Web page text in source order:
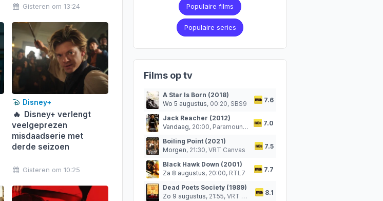
Gisteren om 13:24
Disney+
🔥
Disney+ verlengt
veelgeprezen
misdaadserie met
derde seizoen
Gisteren om 10:25
Populaire films
Populaire series
Films op tv
A Star Is Born (2018)
Wo 5 augustus, 00:20, SBS9 7.6
Jack Reacher (2012)
Vandaag, 20:00, Paramount Network 7.0
Boiling Point (2021)
Morgen, 21:30, VRT Canvas 7.5
Black Hawk Down (2001)
Za 8 augustus, 20:00, RTL7 7.7
Dead Poets Society (1989)
Zo 9 augustus, 21:55, VRT Canvas 8.1